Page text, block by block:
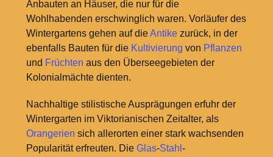
Anbauten an Häuser, die nur für die
Wohlhabenden erschwinglich waren. Vorläufer des
Wintergartens gehen auf dieAntikezurück, in der
ebenfalls Bauten für die Kultivierung von Pflanzen
und Früchten aus den Überseegebieten der
Kolonialmächte dienten.
Nachhaltige stilistische Ausprägungen erfuhr der
Wintergarten im Viktorianischen Zeitalter, als
Orangerien sich allerorten einer stark wachsenden
Popularität erfreuten. Die Glas-Stahl -